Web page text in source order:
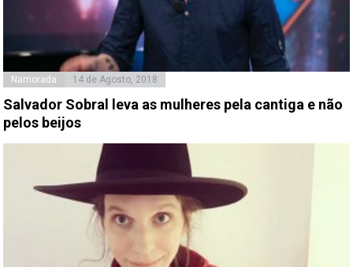
Namorada 14 de Agosto, 2018
Salvador Sobral leva as mulheres pela cantiga e não
pelos beijos